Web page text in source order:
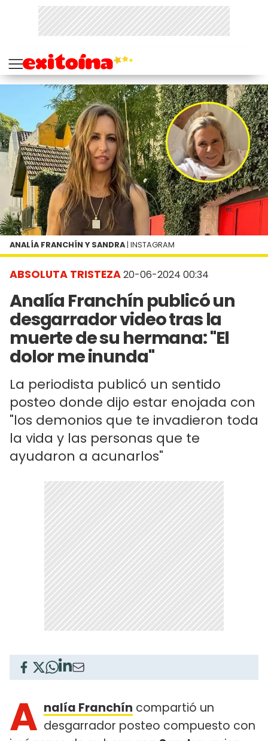
ABSOLUTA TRISTEZA20-06-2024 00:34
Analía Franchín publicó un
desgarrador video tras la
muerte de su hermana: "El
dolor me inunda"
La periodista publicó un sentido
posteo donde dijo estar enojada con
"los demonios que te invadieron toda
la vida y las personas que te
ayudaron a acunarlos"
ANALÍA FRANCHÍN Y SANDRA | INSTAGRAM
A nalía Franchín compartió un
desgarrador posteo compuesto con